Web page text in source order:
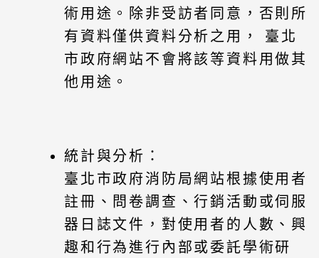
術用途。除非受訪者同意，否則所
有資料僅供資料分析之用， 臺北
市政府網站不會將該等資料用做其
他用途。
統計與分析：
臺北市政府消防局網站根據使用者
註冊、問卷調查、行銷活動或伺服
器日誌文件，對使用者的人數、興
趣和行為進行內部或委託學術研